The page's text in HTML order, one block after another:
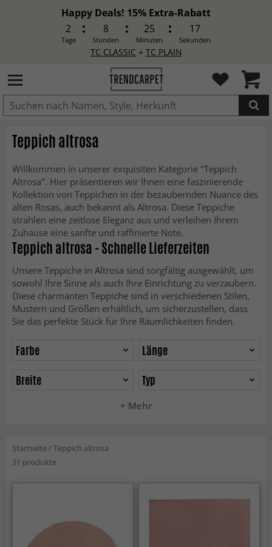
Happy Deals! 15% Extra-Rabatt
2
Tage
8
Stunden
25
Minuten
16
Sekunden
TC CLASSIC + TC PLAIN
IN DEN WARENKORB GELEGT.
Teppich altrosa
Willkommen in unserer exquisiten Kategorie "Teppich
Altrosa". Hier präsentieren wir Ihnen eine faszinierende
Kollektion von Teppichen in der bezaubernden Nuance des
alten Rosas, auch bekannt als Altrosa. Diese Teppiche
strahlen eine zeitlose Eleganz aus und verleihen Ihrem
Zuhause eine sanfte und raffinierte Note.
Teppich altrosa - Schnelle Lieferzeiten
Unsere Teppiche in Altrosa sind sorgfältig ausgewählt, um
sowohl Ihre Sinne als auch Ihre Einrichtung zu verzaubern.
Diese charmanten Teppiche sind in verschiedenen Stilen,
Mustern und Größen erhältlich, um sicherzustellen, dass
Sie das perfekte Stück für Ihre Räumlichkeiten finden.
+ Mehr
Farbe
Länge
Breite
Typ
Startseite/Teppich altrosa
31 produkte